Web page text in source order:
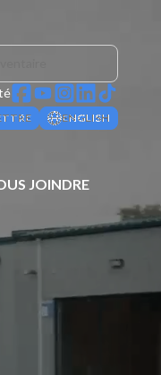
ENGLISH
JOINDRE